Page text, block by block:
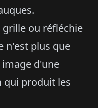
ou réfléchie
n'est plus que
d'une
qui produit les